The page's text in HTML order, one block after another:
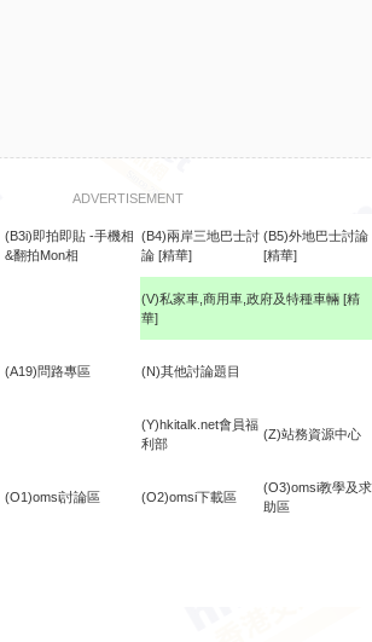
ADVERTISEMENT
(B3i)即拍即貼 -手機相
&翻拍Mon相
(B4)兩岸三地巴士討
論 [精華]
(B5)外地巴士討論
[精華]
(V)私家車,商用車,政府及特種車輛 [精
華]
(A19)問路專區 (N)其他討論題目
(Y)hkitalk.net會員福
利部
(Z)站務資源中心
(O1)omsi討論區 (O2)omsi下載區
(O3)omsi教學及求
助區